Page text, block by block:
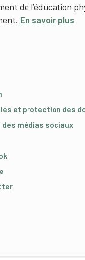
de l’éducation
En savoir plus
et protection des
médias sociaux